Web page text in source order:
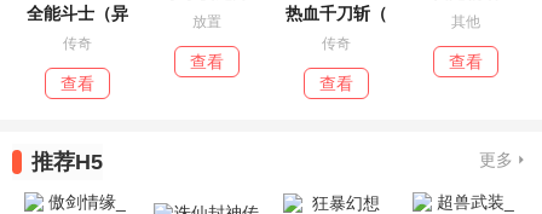
全能斗士（异
传奇
查看
放置
查看
热血千刀斩（
传奇
查看
其他
查看
推荐H5 更多